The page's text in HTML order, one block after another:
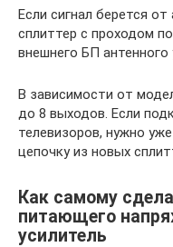
Если сигнал берется
сплиттер с проходом
внешнего БП антенного
В зависимости от
до 8 выходов. Если
телевизоров, нужно
цепочку из новых
Как самому
питающего
усилитель